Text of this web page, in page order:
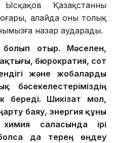
Қазақстанның
алайда оны толық
назар аударады.
болып отыр. Мәселен,
бюрократия, сот
және жобаларды
бәсекелестеріміздің
береді. Шикізат мол,
баяу, энергия құны
саласында ірі
да терең өңдеу